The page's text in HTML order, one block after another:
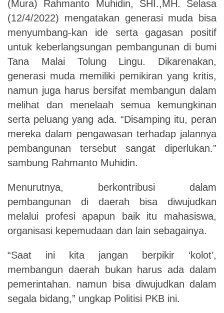
(Mura) Rahmanto Muhidin, SHI.,MH. Selasa
(12/4/2022) mengatakan generasi muda bisa
menyumbang-kan ide serta gagasan positif
untuk keberlangsungan pembangunan di bumi
Tana Malai Tolung Lingu. Dikarenakan,
generasi muda memiliki pemikiran yang kritis,
namun juga harus bersifat membangun dalam
melihat dan menelaah semua kemungkinan
serta peluang yang ada. “Disamping itu, peran
mereka dalam pengawasan terhadap jalannya
pembangunan tersebut sangat diperlukan.”
sambung Rahmanto Muhidin.
Menurutnya, berkontribusi dalam
pembangunan di daerah bisa diwujudkan
melalui profesi apapun baik itu mahasiswa,
organisasi kepemudaan dan lain sebagainya.
“Saat ini kita jangan berpikir ‘kolot’,
membangun daerah bukan harus ada dalam
pemerintahan. namun bisa diwujudkan dalam
segala bidang,” ungkap Politisi PKB ini.